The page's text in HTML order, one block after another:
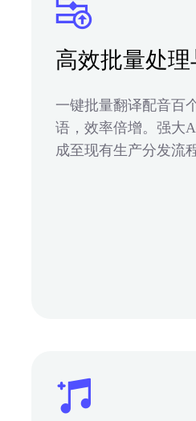
高效批量处理
一键批量翻译配音百
语，效率倍增。强大
成至现有生产分发流程